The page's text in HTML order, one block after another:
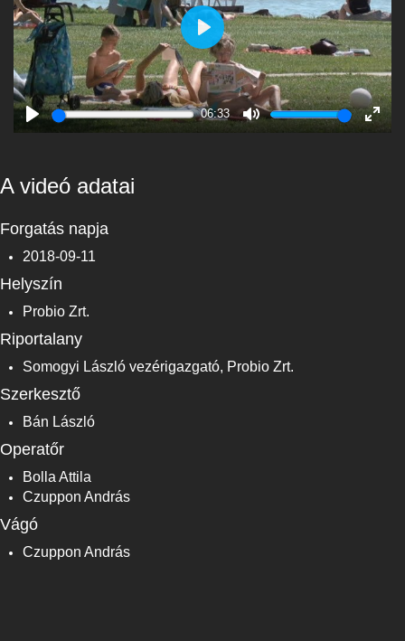
Play
06:33
Enter
Play
A videó adatai
Forgatás napja
2018-09-11
Helyszín
Probio Zrt.
Riportalany
Somogyi László vezérigazgató, Probio Zrt.
Szerkesztő
Bán László
Operatőr
Bolla Attila
Czuppon András
Vágó
Czuppon András